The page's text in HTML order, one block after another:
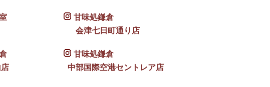
甘味処鎌倉
会津七日町通り店
甘味処鎌倉
中部国際空港セントレア店